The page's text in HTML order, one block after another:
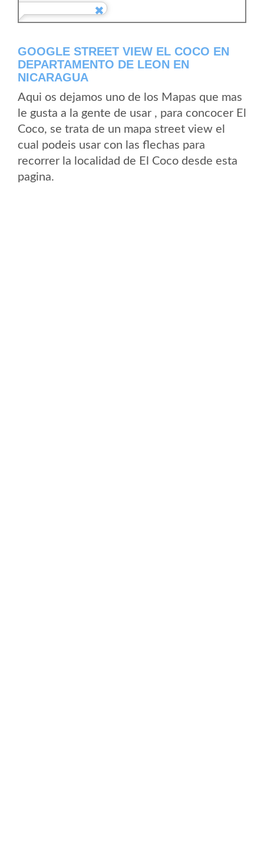
GOOGLE STREET VIEW EL COCO EN
DEPARTAMENTO DE LEON EN
NICARAGUA
Aqui os dejamos uno de los Mapas que mas
le gusta a la gente de usar , para concocer El
Coco, se trata de un mapa street view el
cual podeis usar con las flechas para
recorrer la localidad de El Coco desde esta
pagina.